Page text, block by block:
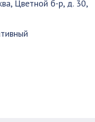
, Цветной б-р, д. 30,